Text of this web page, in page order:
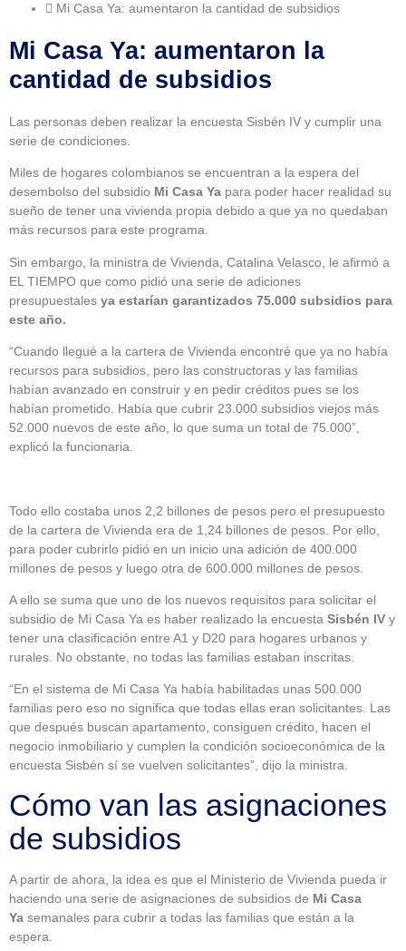
Mi Casa Ya: aumentaron la cantidad de subsidios
Mi Casa Ya: aumentaron la
cantidad de subsidios
Las personas deben realizar la encuesta Sisbén IV y cumplir una
serie de condiciones.
Miles de hogares colombianos se encuentran a la espera del
desembolso del subsidio Mi Casa Ya para poder hacer realidad su
sueño de tener una vivienda propia debido a que ya no quedaban
más recursos para este programa.
Sin embargo, la ministra de Vivienda, Catalina Velasco, le afirmó a
EL TIEMPO que como pidió una serie de adiciones
presupuestales ya estarían garantizados 75.000 subsidios para
este año.
“Cuando llegué a la cartera de Vivienda encontré que ya no había
recursos para subsidios, pero las constructoras y las familias
habían avanzado en construir y en pedir créditos pues se los
habían prometido. Había que cubrir 23.000 subsidios viejos más
52.000 nuevos de este año, lo que suma un total de 75.000”,
explicó la funcionaria.
Todo ello costaba unos 2,2 billones de pesos pero el presupuesto
de la cartera de Vivienda era de 1,24 billones de pesos. Por ello,
para poder cubrirlo pidió en un inicio una adición de 400.000
millones de pesos y luego otra de 600.000 millones de pesos.
A ello se suma que uno de los nuevos requisitos para solicitar el
subsidio de Mi Casa Ya es haber realizado la encuesta Sisbén IV y
tener una clasificación entre A1 y D20 para hogares urbanos y
rurales. No obstante, no todas las familias estaban inscritas.
“En el sistema de Mi Casa Ya había habilitadas unas 500.000
familias pero eso no significa que todas ellas eran solicitantes. Las
que después buscan apartamento, consiguen crédito, hacen el
negocio inmobiliario y cumplen la condición socioeconómica de la
encuesta Sisbén sí se vuelven solicitantes”, dijo la ministra.
Cómo van las asignaciones
de subsidios
A partir de ahora, la idea es que el Ministerio de Vivienda pueda ir
haciendo una serie de asignaciones de subsidios de Mi Casa
Ya semanales para cubrir a todas las familias que están a la
espera.